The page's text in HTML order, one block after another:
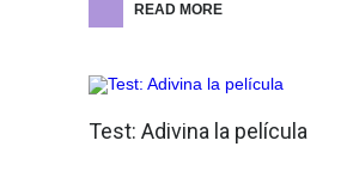
READ MORE
Test: Adivina la película